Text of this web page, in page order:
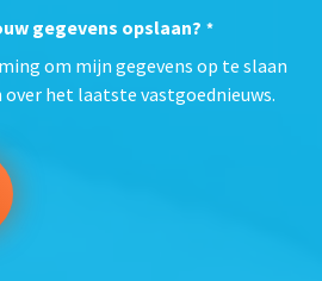
gegevens opslaan? *
om mijn gegevens op te slaan
het laatste vastgoednieuws.